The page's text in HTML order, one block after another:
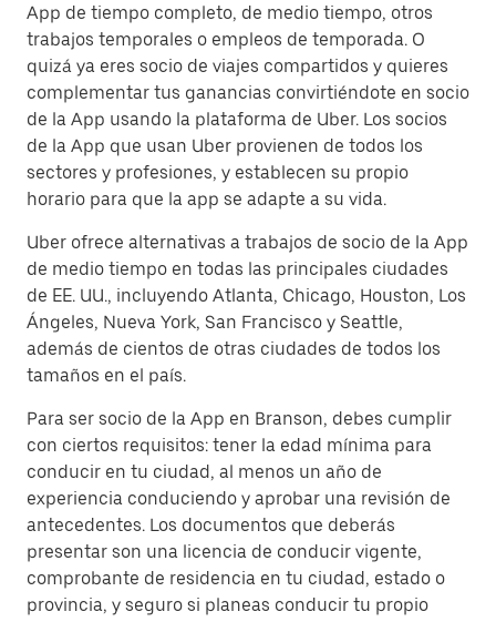
App de tiempo completo, de medio tiempo, otros
trabajos temporales o empleos de temporada. O
quizá ya eres socio de viajes compartidos y quieres
complementar tus ganancias convirtiéndote en socio
de la App usando la plataforma de Uber. Los socios
de la App que usan Uber provienen de todos los
sectores y profesiones, y establecen su propio
horario para que la app se adapte a su vida.
Uber ofrece alternativas a trabajos de socio de la App
de medio tiempo en todas las principales ciudades
de EE. UU., incluyendo Atlanta, Chicago, Houston, Los
Ángeles, Nueva York, San Francisco y Seattle,
además de cientos de otras ciudades de todos los
tamaños en el país.
Para ser socio de la App en Branson, debes cumplir
con ciertos requisitos: tener la edad mínima para
conducir en tu ciudad, al menos un año de
experiencia conduciendo y aprobar una revisión de
antecedentes. Los documentos que deberás
presentar son una licencia de conducir vigente,
comprobante de residencia en tu ciudad, estado o
provincia, y seguro si planeas conducir tu propio